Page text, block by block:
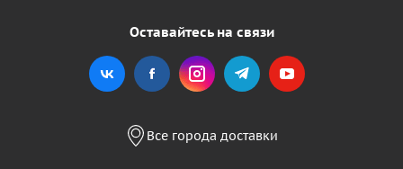
Оставайтесь на связи
Все города доставки